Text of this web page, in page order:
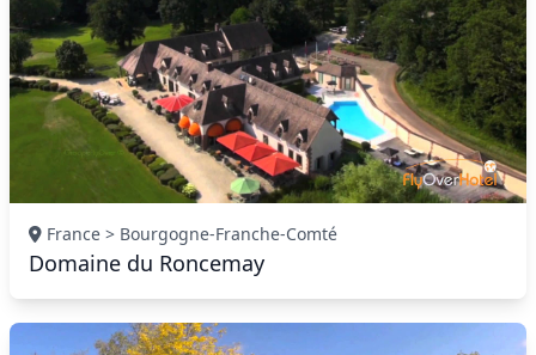
France > Bourgogne-Franche-Comté
Domaine du Roncemay